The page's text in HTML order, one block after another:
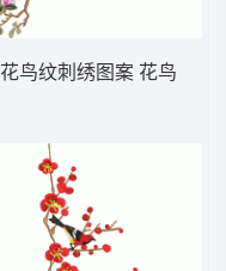
花鸟纹刺绣图案 花鸟